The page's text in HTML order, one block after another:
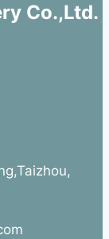
Co.,Ltd.